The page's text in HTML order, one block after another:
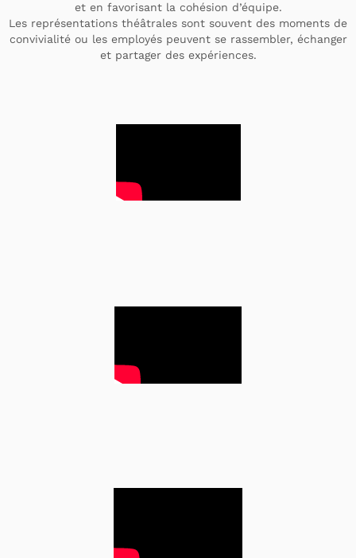
et en favorisant la cohésion d’équipe.
Les représentations théâtrales sont souvent des moments de
convivialité ou les employés peuvent se rassembler, échanger
et partager des expériences.